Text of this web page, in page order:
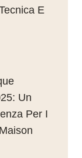
E
Un
Per I